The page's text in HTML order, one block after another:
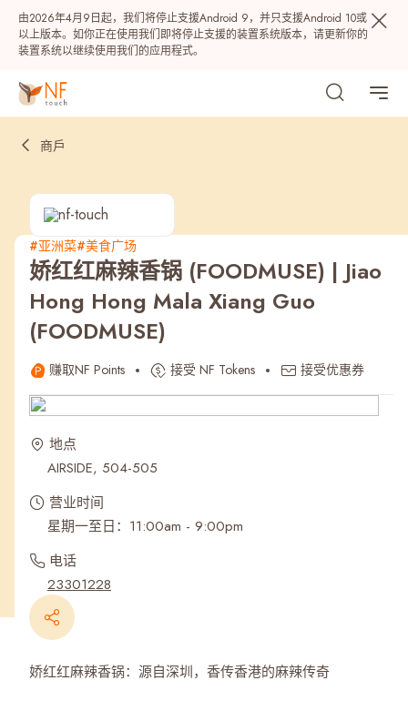
由2026年4月9日起，我们将停止支援Android 9，并只支援Android 10或
以上版本。如你正在使用我们即将停止支援的装置系统版本，请更新你的
装置系统以继续使用我们的应用程式。
热门
NF 种籽 NF Points
最近搜寻纪录
商戶
#亚洲菜#美食广场
娇红红麻辣香锅 (FOODMUSE) | Jiao
Hong Hong Mala Xiang Guo
(FOODMUSE)
赚取NF Points 接受 NF Tokens 接受优惠券
地点
AIRSIDE, 504-505
营业时间
星期一至日：11:00am - 9:00pm
电话
23301228
娇红红麻辣香锅：源自深圳，香传香港的麻辣传奇